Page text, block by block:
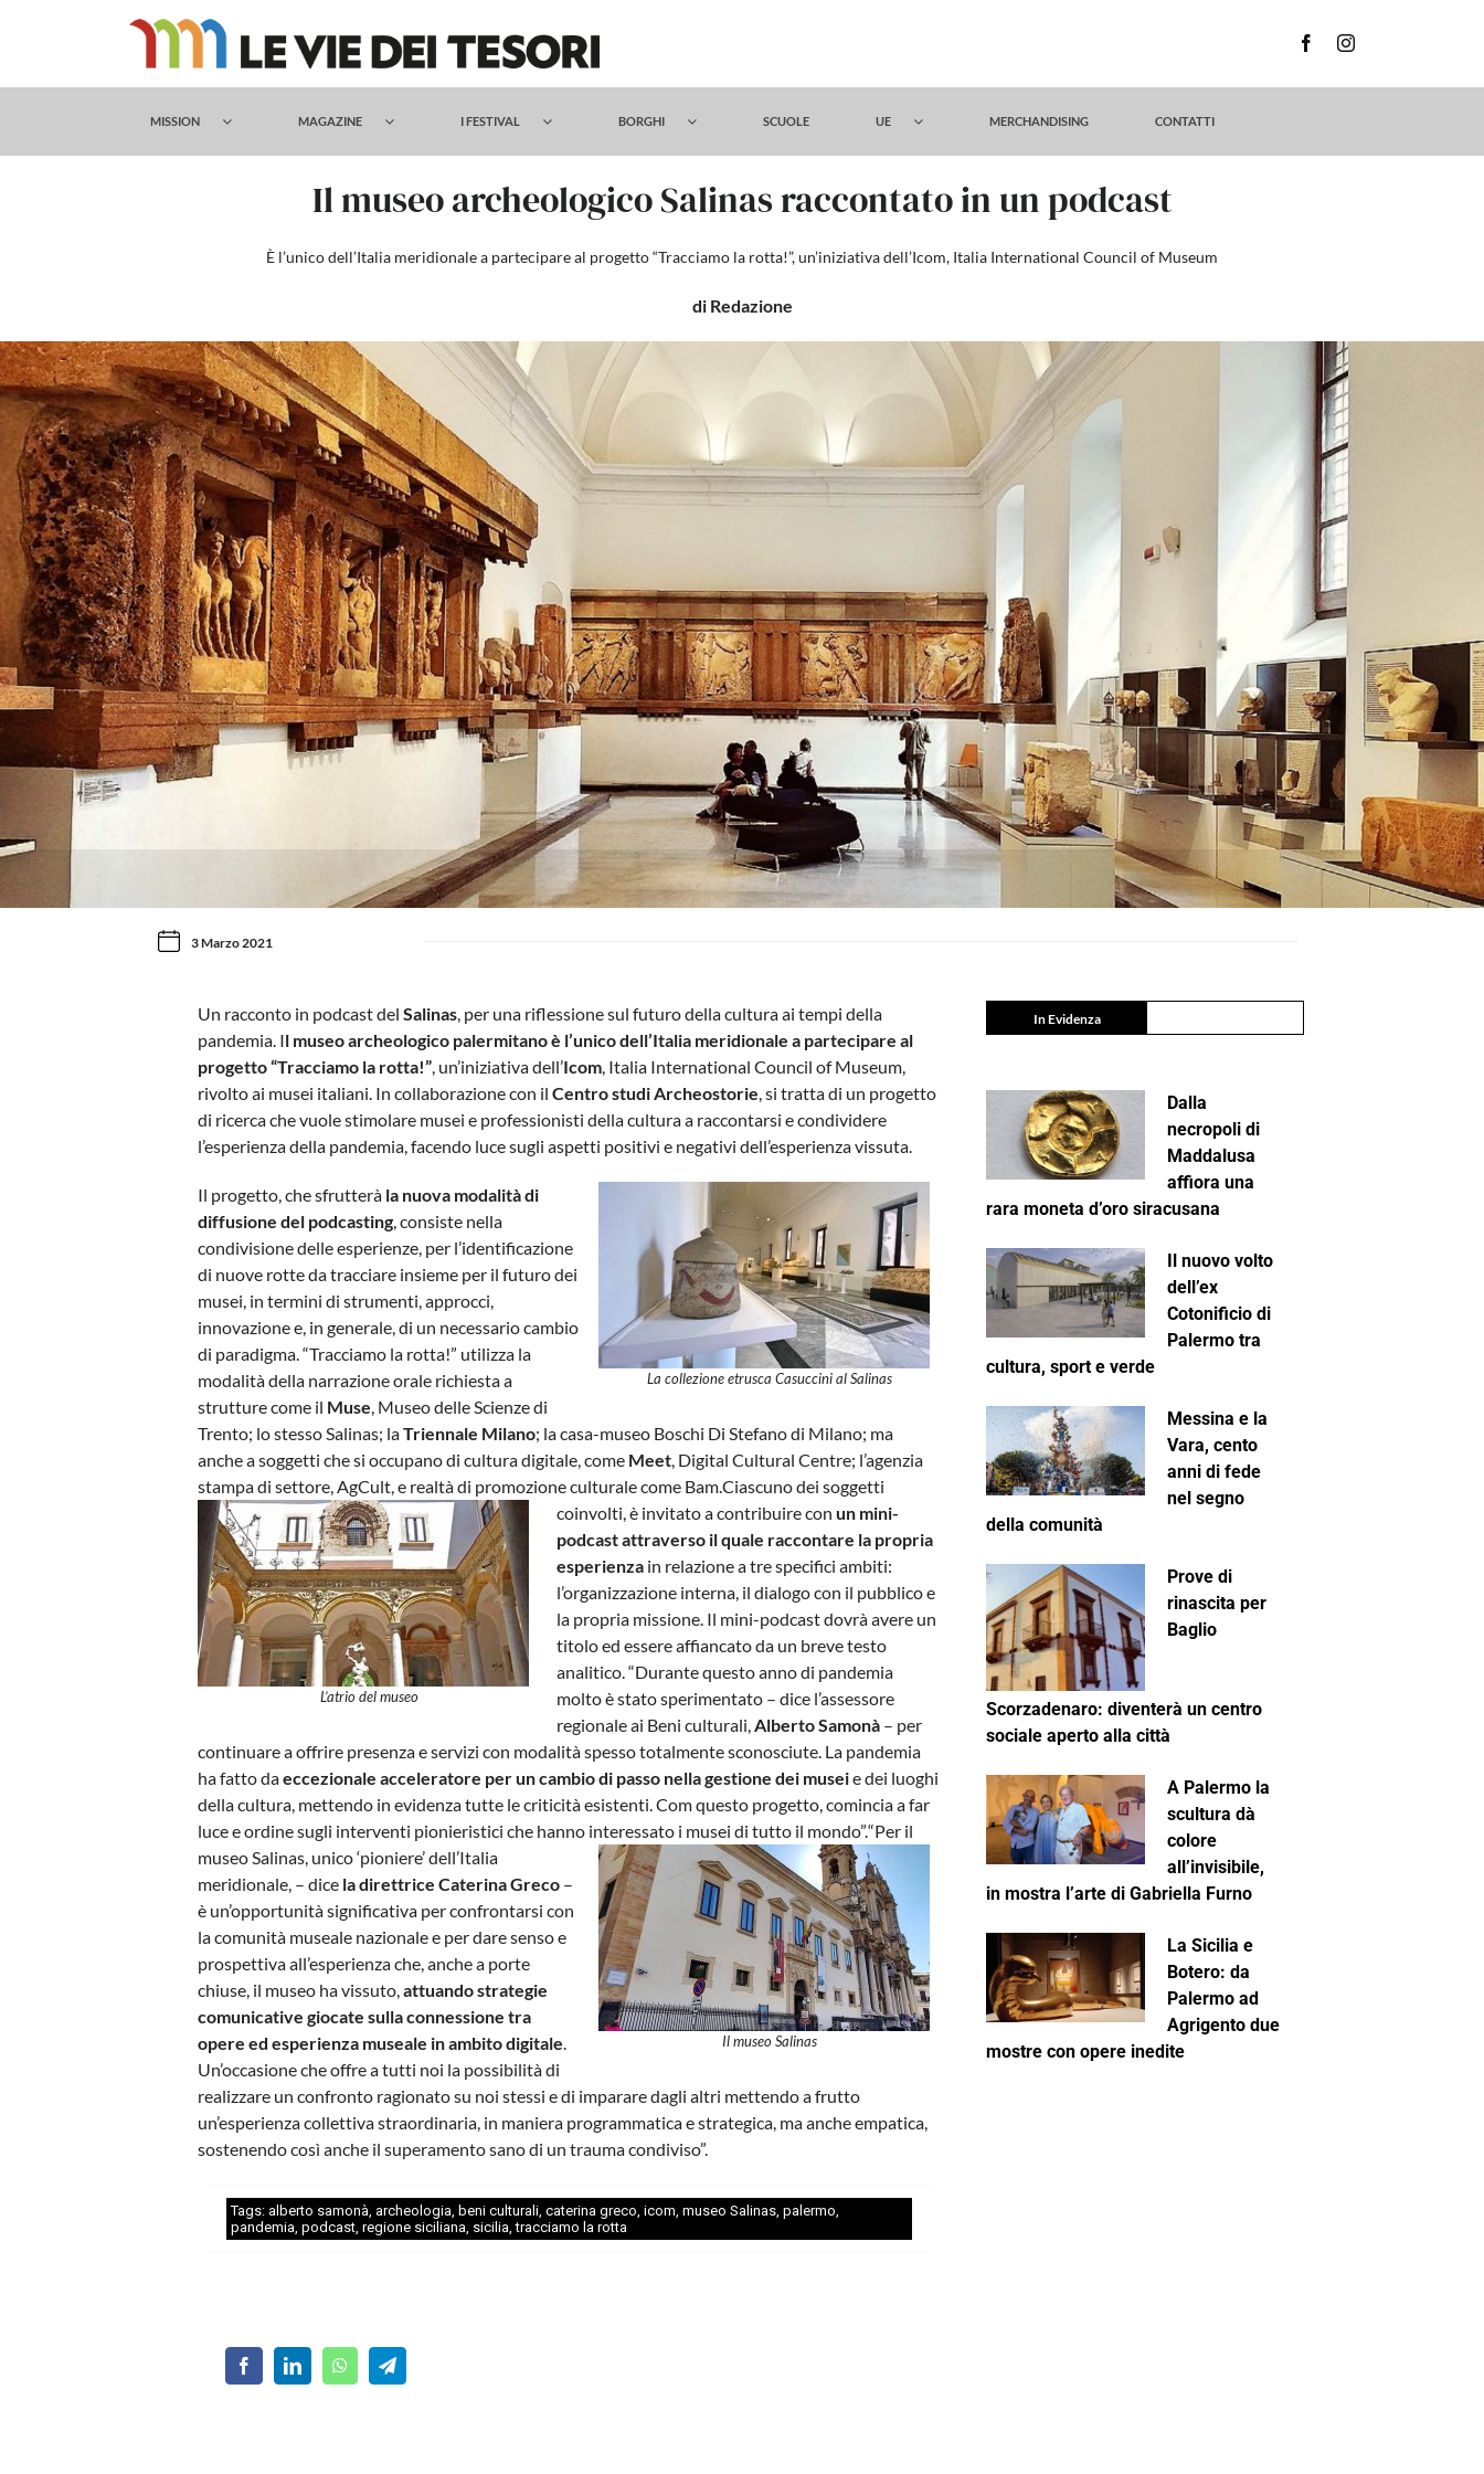
MISSION MAGAZINE I FESTIVAL BORGHI SCUOLE UE MERCHANDISING CONTATTI
Il museo archeologico Salinas raccontato in un podcast
È l’unico dell’Italia meridionale a partecipare al progetto “Tracciamo la rotta!”, un’iniziativa dell’Icom, Italia International Council of Museum
di Redazione
3 Marzo 2021
Un racconto in podcast delSalinas , per una riflessione sul futuro della cultura ai tempi della
pandemia. Il museo archeologico palermitano è l’unico dell’Italia meridionale a partecipare al
progetto “Tracciamo la rotta!” , un’iniziativa dell’Icom , Italia International Council of Museum,
rivolto ai musei italiani. In collaborazione con ilCentro studi Archeostorie , si tratta di un progetto
di ricerca che vuole stimolare musei e professionisti della cultura a raccontarsi e condividere
l’esperienza della pandemia, facendo luce sugli aspetti positivi e negativi dell’esperienza vissuta.
La collezione etrusca Casuccini al Salinas
Il progetto, che sfrutterà la nuova modalità di
diffusione del podcasting , consiste nella
condivisione delle esperienze, per l’identificazione
di nuove rotte da tracciare insieme per il futuro dei
musei, in termini di strumenti, approcci,
innovazione e, in generale, di un necessario cambio
di paradigma. “Tracciamo la rotta!” utilizza la
modalità della narrazione orale richiesta a
strutture come il Muse , Museo delle Scienze di
Trento; lo stesso Salinas; laTriennale Milano; la casa-museo Boschi Di Stefano di Milano; ma
anche a soggetti che si occupano di cultura digitale, come Meet , Digital Cultural Centre; l’agenzia
stampa di settore, AgCult, e realtà di promozione culturale come Bam.
L’atrio del museo
Ciascuno dei soggetti
coinvolti, è invitato a contribuire conun mini-
podcast attraverso il quale raccontare la propria
esperienza in relazione a tre specifici ambiti:
l’organizzazione interna, il dialogo con il pubblico e
la propria missione. Il mini-podcast dovrà avere un
titolo ed essere affiancato da un breve testo
analitico. “Durante questo anno di pandemia
molto è stato sperimentato – dice l’assessore
regionale ai Beni culturali, Alberto Samonà – per
continuare a offrire presenza e servizi con modalità spesso totalmente sconosciute. La pandemia
ha fatto daeccezionale acceleratore per un cambio di passo nella gestione dei museie dei luoghi
della cultura, mettendo in evidenza tutte le criticità esistenti. Com questo progetto, comincia a far
luce e ordine sugli interventi pionieristici che hanno interessato i musei di tutto il mondo”.
Il museo Salinas
“Per il
museo Salinas, unico ‘pioniere’ dell’Italia
meridionale, – dice la direttrice Caterina Greco –
è un’opportunità significativa per confrontarsi con
la comunità museale nazionale e per dare senso e
prospettiva all’esperienza che, anche a porte
chiuse, il museo ha vissuto,attuando strategie
comunicative giocate sulla connessione tra
opere ed esperienza museale in ambito digitale
Un’occasione che offre a tutti noi la possibilità di
realizzare un confronto ragionato su noi stessi e di imparare dagli altri mettendo a frutto
un’esperienza collettiva straordinaria, in maniera programmatica e strategica, ma anche empatica,
sostenendo così anche il superamento sano di un trauma condiviso”.
Tags:alberto samonà ,archeologia beni culturali ,caterina greco ,icom ,museo Salinas ,palermo
pandemia ,podcast ,regione siciliana sicilia ,tracciamo la rotta
In Evidenza
Dalla
necropoli di
Maddalusa
affiora una
rara moneta d’oro siracusana
Il nuovo volto
dell’ex
Cotonificio di
Palermo tra
cultura, sport e verde
Messina e la
Vara, cento
anni di fede
nel segno
della comunità
Prove di
rinascita per
Baglio
Scorzadenaro: diventerà un centro
sociale aperto alla città
A Palermo la
scultura dà
colore
all’invisibile,
in mostra l’arte di Gabriella Furno
La Sicilia e
Botero: da
Palermo ad
Agrigento due
mostre con opere inedite